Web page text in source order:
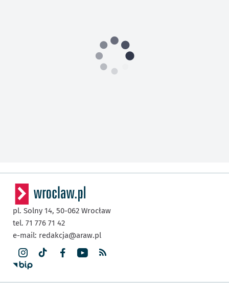
pl. Solny 14, 50-062 Wrocław
tel. 71 776 71 42
e-mail: redakcja@araw.pl